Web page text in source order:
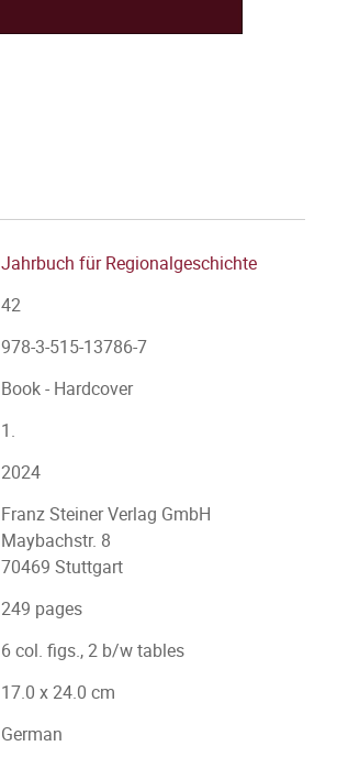
Jahrbuch für Regionalgeschichte
42
978-3-515-13786-7
Book - Hardcover
1.
2024
Franz Steiner Verlag GmbH
Maybachstr. 8
70469 Stuttgart
249 pages
6 col. figs., 2 b/w tables
17.0 x 24.0 cm
German